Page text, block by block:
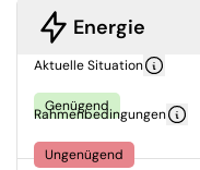
Energie
Aktuelle Situation
Genügend
Rahmenbedingungen
Ungenügend